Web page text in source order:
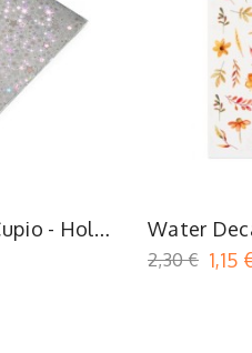
- Holo
Water
2,30 € 1,15